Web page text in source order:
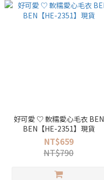
好可愛 ♡ 軟糯愛心毛衣 BEN
BEN【HE-2351】現貨
NT$659
NT$790